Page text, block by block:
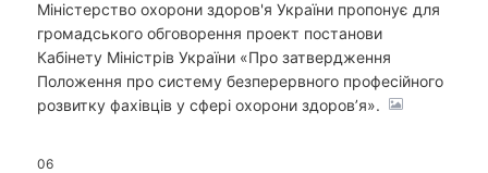
Міністерство охорони здоров'я України пропонує для
громадського обговорення проект постанови
Кабінету Міністрів України «Про затвердження
Положення про систему безперервного професійного
розвитку фахівців у сфері охорони здоров’я».
06